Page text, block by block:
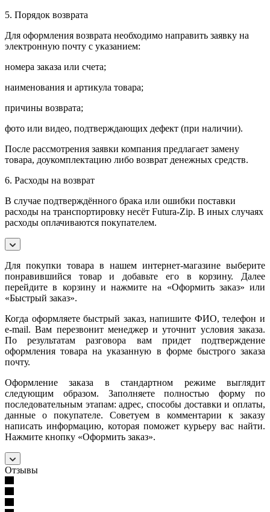
5. Порядок возврата
Для оформления возврата необходимо направить заявку на
электронную почту с указанием:
номера заказа или счета;
наименования и артикула товара;
причины возврата;
фото или видео, подтверждающих дефект (при наличии).
После рассмотрения заявки компания предлагает замену
товара, доукомплектацию либо возврат денежных средств.
6. Расходы на возврат
В случае подтверждённого брака или ошибки поставки
расходы на транспортировку несёт Futura-Zip. В иных случаях
расходы оплачиваются покупателем.
Для покупки товара в нашем интернет-магазине выберите
понравившийся товар и добавьте его в корзину. Далее
перейдите в корзину и нажмите на «Оформить заказ» или
«Быстрый заказ».
Когда оформляете быстрый заказ, напишите ФИО, телефон и
e-mail. Вам перезвонит менеджер и уточнит условия заказа.
По результатам разговора вам придет подтверждение
оформления товара на указанную в форме быстрого заказа
почту.
Оформление заказа в стандартном режиме выглядит
следующим образом. Заполняете полностью форму по
последовательным этапам: адрес, способы доставки и оплаты,
данные о покупателе. Советуем в комментарии к заказу
написать информацию, которая поможет курьеру вас найти.
Нажмите кнопку «Оформить заказ».
Отзывы